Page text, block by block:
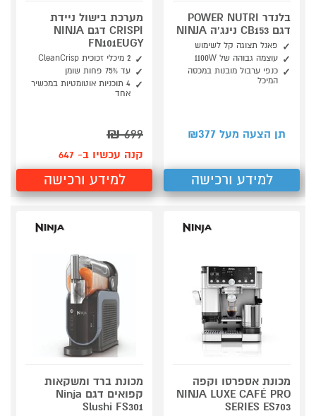
בלנדר POWER NUTRI
דגם CB153 נינג'ה NINJA
פאנל תצוגה קל לשימוש
עוצמה גבוהה של 1100W
כנפי ערבול מובנות במכסה
המיכל
תן הצעה מעל ₪ 377
למידע ורכישה
מערכת בישול ניידת
CRISPI דגם NINJA
FN101EUGY
2 מיכלי זכוכית CleanCrisp
עד 75% פחות שומן
4 תוכניות אוטומטיות במכשיר
אחד
699
₪
קנה עכשיו ב- 647
למידע ורכישה
מכונת אספרסו וקפה
NINJA LUXE CAFÉ PRO
SERIES ES703
מכונת ברד ומשקאות
קפואים דגם Ninja
Slushi FS301